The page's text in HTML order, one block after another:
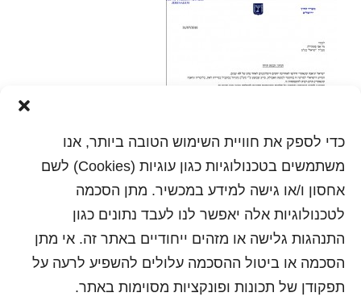
כדי לספק את חוויית השימוש הטובה ביותר, אנו
משתמשים בטכנולוגיות כגון עוגיות (Cookies) לשם
אחסון ו/או גישה למידע במכשיר. מתן הסכמה
לטכנולוגיות אלה יאפשר לנו לעבד נתונים כגון
התנהגות גלישה או מזהים ייחודיים באתר זה. אי מתן
הסכמה או ביטול ההסכמה עלולים להשפיע לרעה על
תפקודן של תכונות ופונקציות מסוימות באתר.
הדפסה